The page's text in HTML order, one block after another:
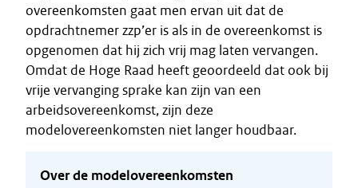
overeenkomsten gaat men ervan uit dat de
opdrachtnemer zzp’er is als in de overeenkomst is
opgenomen dat hij zich vrij mag laten vervangen.
Omdat de Hoge Raad heeft geoordeeld dat ook bij
vrije vervanging sprake kan zijn van een
arbeidsovereenkomst, zijn deze
modelovereenkomsten niet langer houdbaar.
Over de modelovereenkomsten